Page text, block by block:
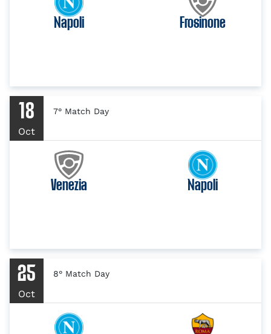
Napoli Frosinone
18
Oct
7° Match Day
Venezia Napoli
25
Oct
8° Match Day